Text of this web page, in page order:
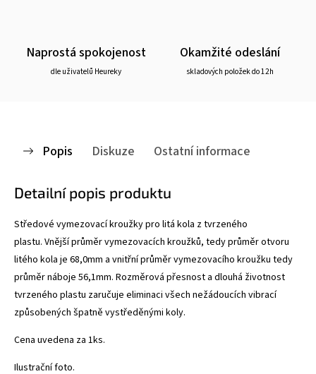
Naprostá spokojenost
dle uživatelů Heureky
Okamžité odeslání
skladových položek do 12h
Popis Diskuze Ostatní informace
Detailní popis produktu
Středové vymezovací kroužky pro litá kola z tvrzeného
plastu. Vnější průměr vymezovacích kroužků, tedy průměr otvoru
litého kola je 68,0mm a vnitřní průměr vymezovacího kroužku tedy
průměr náboje 56,1mm. Rozměrová přesnost a dlouhá životnost
tvrzeného plastu zaručuje eliminaci všech nežádoucích vibrací
způsobených špatně vystředěnými koly.
Cena uvedena za 1ks.
Ilustrační foto.